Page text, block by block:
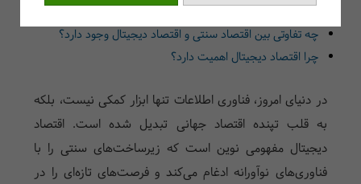
چه تفاوتی بین اقتصاد سنتی و اقتصاد دیجیتال وجود دارد؟
چرا اقتصاد دیجیتال اهمیت دارد؟
در دنیای امروز، فناوری اطلاعات تنها ابزار کمکی نیست، بلکه
به قلب تپنده اقتصاد جهانی تبدیل شده است. اقتصاد
دیجیتال مفهومی نوین است که زیرساخت‌های سنتی را با
فناوری‌های نوآورانه ادغام می‌کند و فرصت‌های تازه‌ای را در